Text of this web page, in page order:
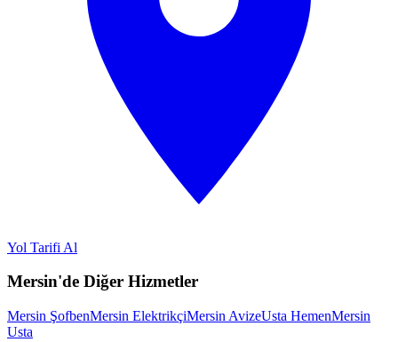
Yol Tarifi Al
Mersin'de Diğer Hizmetler
Mersin ŞofbenMersin ElektrikçiMersin AvizeUsta HemenMersin
Usta